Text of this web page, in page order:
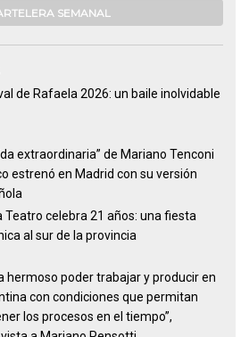
SEMANAL
de Rafaela 2026: un baile inolvidable
extraordinaria” de Mariano Tenconi
estrenó en Madrid con su versión
Teatro celebra 21 años: una fiesta
al sur de la provincia
hermoso poder trabajar y producir en
con condiciones que permitan
los procesos en el tiempo”,